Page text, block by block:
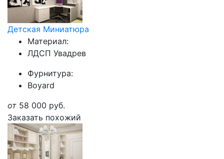
Детская Миниатюра
Материал:
ЛДСП Увадрев
Фурнитура:
Boyard
от 58 000 руб.
Заказать похожий